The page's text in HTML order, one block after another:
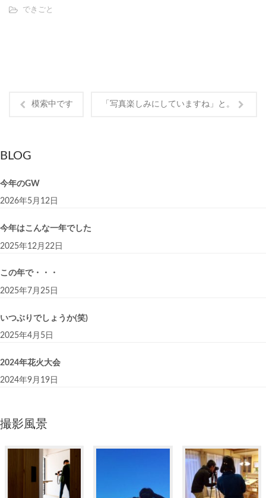
できごと
模索中です 「写真楽しみにしていますね」と。
BLOG
今年のGW
2026年5月12日
今年はこんな一年でした
2025年12月22日
この年で・・・
2025年7月25日
いつぶりでしょうか(笑)
2025年4月5日
2024年花火大会
2024年9月19日
撮影風景